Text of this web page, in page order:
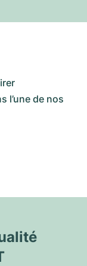
l’une de nos